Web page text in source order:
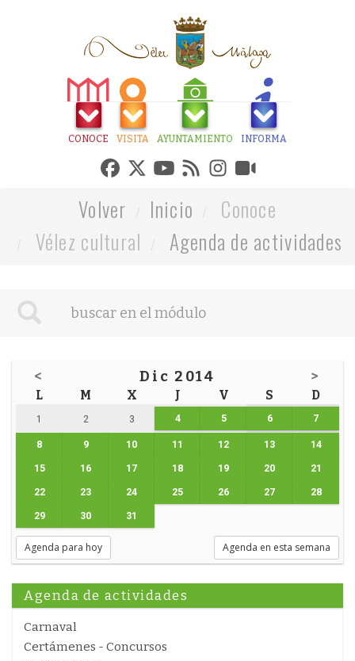
CONOCE VISITA AYUNTAMIENTO INFORMA
Volver Inicio
Conoce
Vélez cultural
Agenda de actividades
< Dic 2014 >
L M X J V S D
1 2 3 4 5 6 7
8 9 10 11 12 13 14
15 16 17 18 19 20 21
22 23 24 25 26 27 28
29 30 31
Agenda para hoy Agenda en esta semana
Agenda de actividades
Carnaval
Certámenes - Concursos